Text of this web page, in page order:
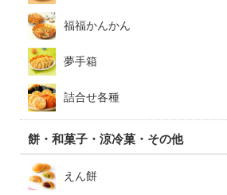
福福かんかん
夢手箱
詰合せ各種
餅・和菓子・涼冷菓・その他
えん餅